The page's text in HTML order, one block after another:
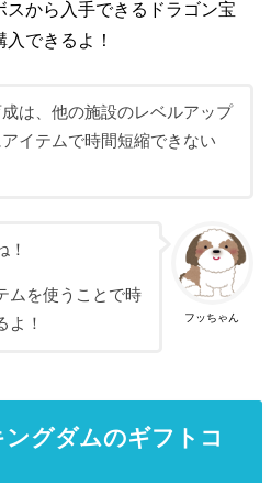
から入手できるドラゴン宝
できるよ！
成は、他の施設のレベルアップ
イテムで時間短縮できない
フッちゃん
！
ムを使うことで時
よ！
グダムのギフトコ